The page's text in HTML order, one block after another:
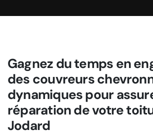
Gagnez du temps en
des couvreurs
dynamiques pour
réparation de votre
Jodard